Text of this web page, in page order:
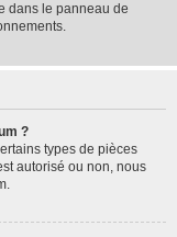
dans le panneau de
?
types de pièces
autorisé ou non, nous